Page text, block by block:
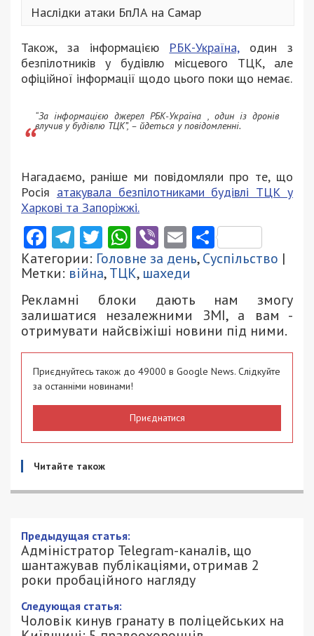
Наслідки атаки БпЛА на Самар
Також, за інформацією РБК-Україна,один з
безпілотників у будівлю місцевого ТЦК, але
офіційної інформації щодо цього поки що немає.
“За інформацією джерел РБК-Україна , один із дронів
влучив у будівлю ТЦК”, – йдеться у повідомленні.
Нагадаємо, раніше ми повідомляли про те, що
Росія атакувала безпілотниками будівлі ТЦК у
Харкові та Запоріжжі.
Facebook
Telegram
Twitter
WhatsApp
ViberEmail
Категории: Головне за день,Суспільство |
Метки: війна,ТЦК, шахеди
Рекламні блоки дають нам змогу
залишатися незалежними ЗМІ, а вам -
отримувати найсвіжіші новини під ними.
Приєднуйтесь також до 49000 в Google News. Слідкуйте
за останніми новинами!
Приєднатися
Читайте також
Адміністратор Telegram-каналів, що
шантажував публікаціями, отримав 2
роки пробаційного нагляду
13/07/2025 - 14:40
ПЕТРО ЩУКІН - СПЕЦИАЛЬНО ДЛЯ
744